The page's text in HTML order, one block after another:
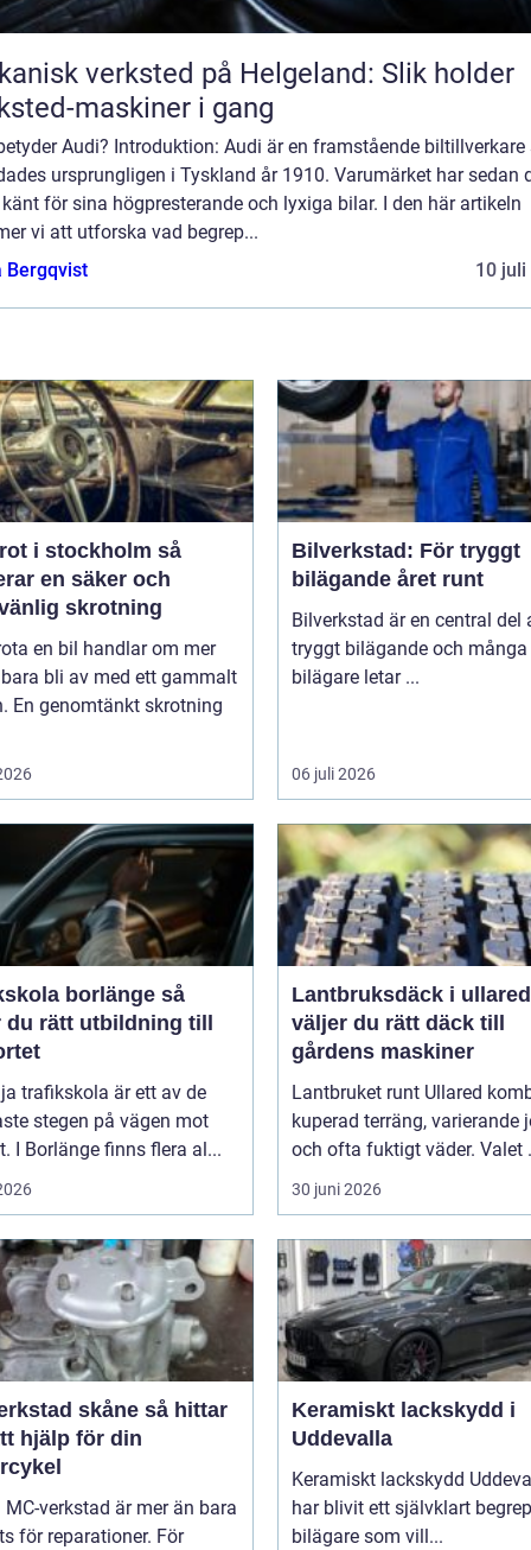
verksted på Helgeland: Slik holder
maskiner i gang
Audi? Introduktion: Audi är en framstående biltillverkare
ursprungligen i Tyskland år 1910. Varumärket har sedan
för sina högpresterande och lyxiga bilar. I den här artikeln
vi att utforska vad begrep...
Bergqvist
10 juli
i stockholm så
en säker och
skrotning
en bil handlar om mer
bli av med ett gammalt
En genomtänkt skrotning
Bilverkstad: För tryggt
bilägande året runt
Bilverkstad är en central del
tryggt bilägande och många
bilägare letar ...
06 juli 2026
borlänge så
rätt utbildning till
trafikskola är ett av de
stegen på vägen mot
I Borlänge finns flera al...
Lantbruksdäck i ullared
väljer du rätt däck till
gårdens maskiner
Lantbruket runt Ullared
kuperad terräng, varierande
och ofta fuktigt väder. Valet
30 juni 2026
skåne så hittar
hjälp för din
MC-verkstad är mer än bara
för reparationer. För
Keramiskt lackskydd i
Uddevalla
Keramiskt lackskydd
har blivit ett självklart
bilägare som vill...